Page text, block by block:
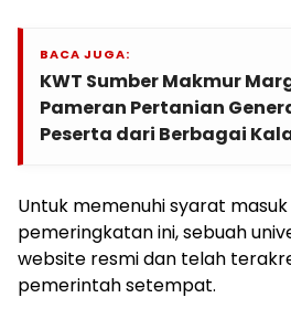
BACA JUGA:
KWT Sumber Makmur
Pameran Pertanian
Peserta dari Berbagai
Untuk memenuhi syarat
pemeringkatan ini, sebuah
website resmi dan telah
pemerintah setempat.